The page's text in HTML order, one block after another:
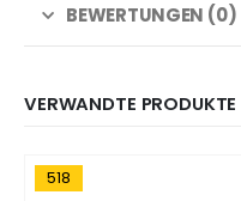
BEWERTUNGEN (0)
VERWANDTE PRODUKTE
518